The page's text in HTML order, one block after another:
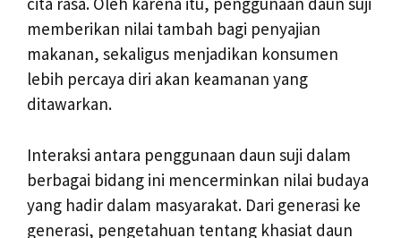
memberikan nilai tambah bagi penyajian
makanan, sekaligus menjadikan konsumen
lebih percaya diri akan keamanan yang
ditawarkan.
Interaksi antara penggunaan daun suji dalam
berbagai bidang ini mencerminkan nilai budaya
yang hadir dalam masyarakat. Dari generasi ke
generasi, pengetahuan tentang khasiat daun